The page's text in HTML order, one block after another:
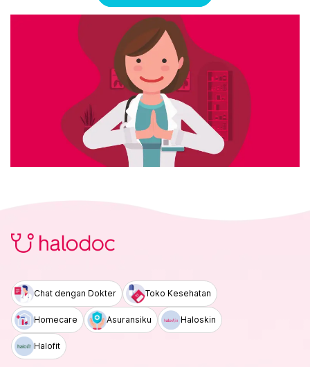
Chat dengan Dokter Toko Kesehatan
Homecare Asuransiku Haloskin
Halofit